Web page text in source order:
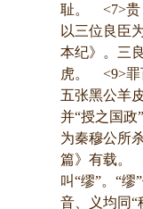
耻。 <7>贵
以三位良臣
本纪》。三
虎。 <9>罪
五张黑公羊
并“授之国政
为秦穆公所
篇》有载。
叫“缪”。“
音、义均同“